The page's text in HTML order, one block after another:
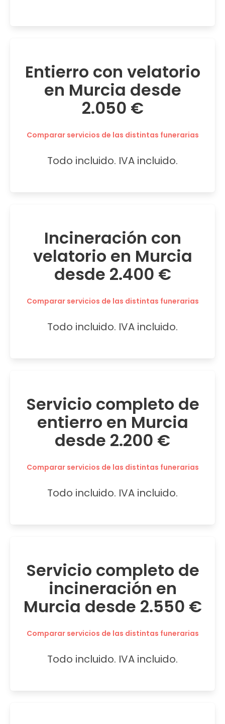
Entierro con velatorio
en Murcia desde
2.050 €
Comparar servicios de las distintas funerarias
Todo incluido. IVA incluido.
Incineración con
velatorio en Murcia
desde 2.400 €
Comparar servicios de las distintas funerarias
Todo incluido. IVA incluido.
Servicio completo de
entierro en Murcia
desde 2.200 €
Comparar servicios de las distintas funerarias
Todo incluido. IVA incluido.
Servicio completo de
incineración en
Murcia desde 2.550 €
Comparar servicios de las distintas funerarias
Todo incluido. IVA incluido.